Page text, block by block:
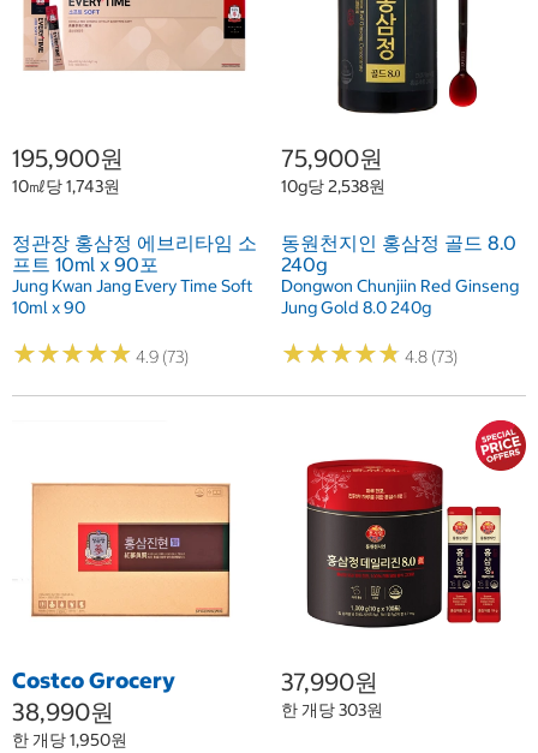
195,900원
10㎖당 1,743원
정관장 홍삼정 에브리타임 소
프트 10ml x 90포
Jung Kwan Jang Every Time Soft
10ml x 90
★★★★★
★★★★★ 4.9 (73)
75,900원
10g당 2,538원
동원천지인 홍삼정 골드 8.0
240g
Dongwon Chunjiin Red Ginseng
Jung Gold 8.0 240g
★★★★★
★★★★★ 4.8 (73)
Costco Grocery
38,990원
한 개당 1,950원
37,990원
한 개당 303원